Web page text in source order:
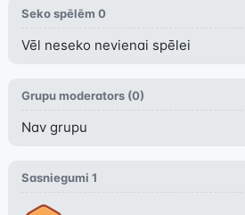
Seko spēlēm 0
Vēl neseko nevienai spēlei
Grupu moderators (0)
Nav grupu
Sasniegumi 1